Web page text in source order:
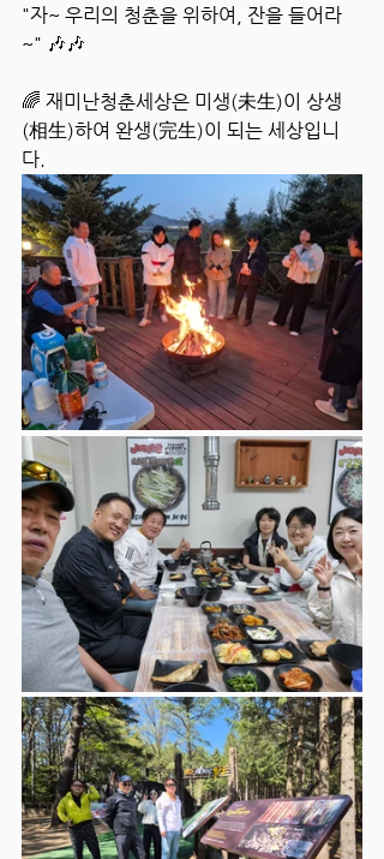
"자~ 우리의 청춘을 위하여, 잔을 들어라
~" 🎶🎶
🌈 재미난청춘세상은 미생(未生)이 상생
(相生)하여 완생(完生)이 되는 세상입니
다.